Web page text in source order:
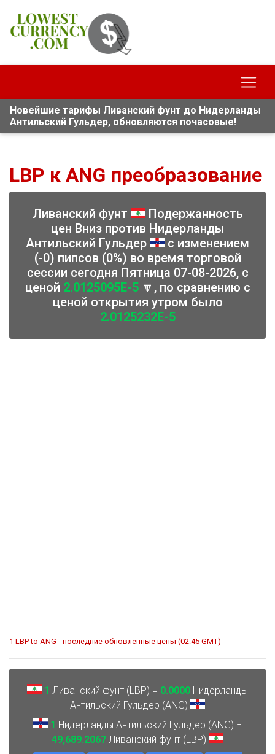
Новейшие тарифы Ливанский фунт до Нидерланды
Антильский Гульдер, обновляются почасовые!
LBP к ANG преобразование
Ливанский фунт
Подержанность
цен Вниз против Нидерланды
Антильский Гульдер
с изменением
(-0) пипсов (0%) во время торговой
сессии сегодня Пятница 07-08-2026, с
ценой 2.0125095E-5🔽, по сравнению с
ценой открытия утром было
2.0125232E-5
1 LBP to ANG - последние обновленные цены (02:45 GMT)
1 Ливанский фунт (LBP) = 0.0000 Нидерланды
Антильский Гульдер (ANG)
1 Нидерланды Антильский Гульдер (ANG) =
49,689.2067 Ливанский фунт (LBP)